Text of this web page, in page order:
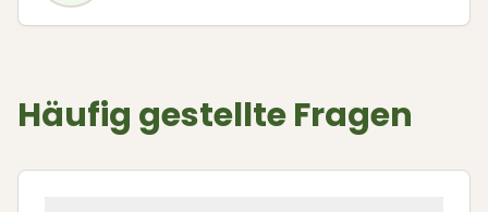
Häufig gestellte Fragen